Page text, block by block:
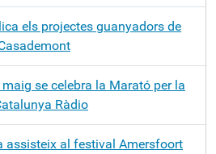
els projectes guanyadors de
se celebra la Marató per la
Ràdio
assisteix al festival Amersfoort